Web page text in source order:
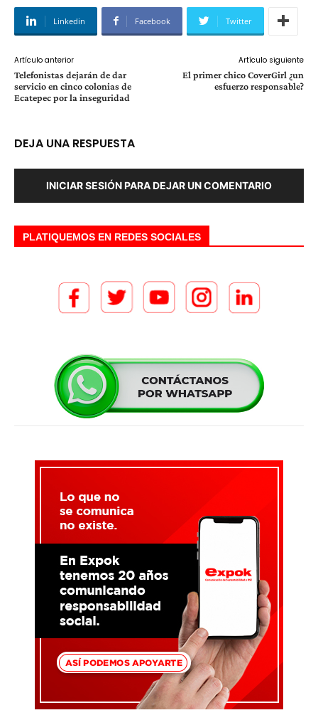
Linkedin Facebook Twitter
Artículo anterior
Telefonistas dejarán de dar
servicio en cinco colonias de
Ecatepec por la inseguridad
Artículo siguiente
El primer chico CoverGirl ¿un
esfuerzo responsable?
DEJA UNA RESPUESTA
INICIAR SESIÓN PARA DEJAR UN COMENTARIO
PLATIQUEMOS EN REDES SOCIALES